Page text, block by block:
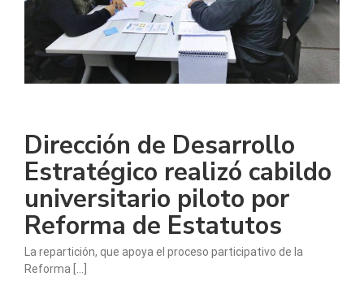
Dirección de Desarrollo
Estratégico realizó cabildo
universitario piloto por
Reforma de Estatutos
La repartición, que apoya el proceso participativo de la
Reforma [...]